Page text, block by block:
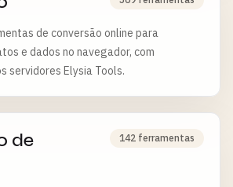
de conversão online para
e dados no navegador, com
servidores Elysia Tools.
de
142 ferramentas